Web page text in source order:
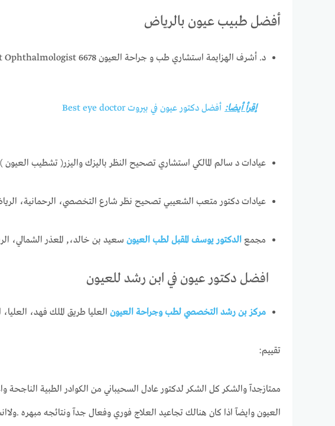
أفضل طبيب عيون بالرياض
د. أشرف الهزايمة استشاري طب و جراحة العيون Dr. Ashraf Hazaimeh, Consultant Ophthalmologist 6678 طريق الملك فهد، العليا، الرياض 4405، المملكة العربية السعودية
إقرأ أيضا: أفضل دكتور عيون في بيروت Best eye doctor
عيادات د سالم المالكي استشاري تصحيح النظر باليزك واليزر( تشطيب العيون ) وجراحه العيون
عيادات دكتور متعب الشعيبي تصحيح نظر شارع التخصصي، الرحمانية، الرياض 12342، المملكة العربية
مجمع الدكتور يوسف المقبل لطب العيون سعيد بن خالد،, المعذر الشمالي، الرياض 12334، المملكة العربية
افضل دكتور عيون في ابن رشد للعيون
مركز بن رشد التخصصي لطب وجراحة العيون العليا طريق الملك فهد، العليا، الرياض 11564، المملكة
تقييم:
ممتازجدآ والشكر كل الشكر لدكتور عادل السحيباني من الكوادر الطبية الناجحة
العيون وايضآ اذا كان هنالك تجاعيد العلاج فوري وفعال جدآ ونتائجه مبهره